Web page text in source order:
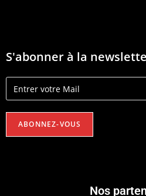
S'abonner à la
Nos